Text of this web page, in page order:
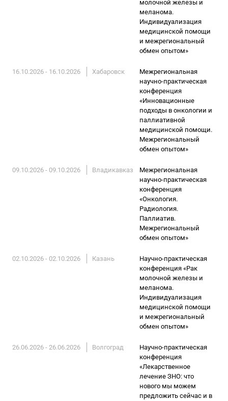
молочной железы и
меланома.
Индивидуализация
медицинской помощи
и межрегиональный
обмен опытом»
16.10.2026 - 16.10.2026 Хабаровск
Межрегиональная
научно-практическая
конференция
«Инновационные
подходы в онкологии и
паллиативной
медицинской помощи.
Межрегиональный
обмен опытом»
09.10.2026 - 09.10.2026 Владикавказ
Межрегиональная
научно-практическая
конференция
«Онкология.
Радиология.
Паллиатив.
Межрегиональный
обмен опытом»
02.10.2026 - 02.10.2026 Казань
Научно-практическая
конференция «Рак
молочной железы и
меланома.
Индивидуализация
медицинской помощи
и межрегиональный
обмен опытом»
26.06.2026 - 26.06.2026 Волгоград
Научно-практическая
конференция
«Лекарственное
лечение ЗНО: что
нового мы можем
предложить сейчас и в